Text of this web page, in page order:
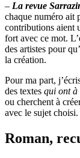
– La revue
chaque numéro ait
contributions aient
fort avec ce mot.
des artistes pour
la création.
Pour ma part,
des textes qui ont
ou cherchent à
avec le sujet choisi.
Roman,